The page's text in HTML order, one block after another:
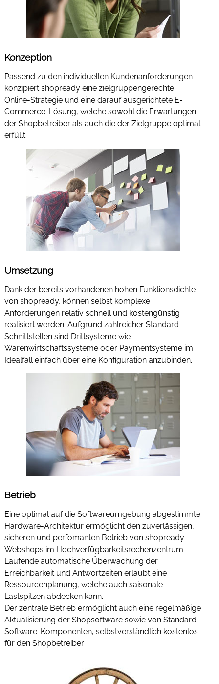
Konzeption
Passend zu den individuellen Kundenanforderungen
konzipiert shopready eine zielgruppengerechte
Online-Strategie und eine darauf ausgerichtete E-
Commerce-Lösung, welche sowohl die Erwartungen
der Shopbetreiber als auch die der Zielgruppe optimal
erfüllt.
Umsetzung
Dank der bereits vorhandenen hohen Funktionsdichte
von shopready, können selbst komplexe
Anforderungen relativ schnell und kostengünstig
realisiert werden. Aufgrund zahlreicher Standard-
Schnittstellen sind Drittsysteme wie
Warenwirtschaftssysteme oder Paymentsysteme im
Idealfall einfach über eine Konfiguration anzubinden.
Betrieb
Eine optimal auf die Softwareumgebung abgestimmte
Hardware-Architektur ermöglicht den zuverlässigen,
sicheren und perfomanten Betrieb von shopready
Webshops im Hochverfügbarkeitsrechenzentrum.
Laufende automatische Überwachung der
Erreichbarkeit und Antwortzeiten erlaubt eine
Ressourcenplanung, welche auch saisonale
Lastspitzen abdecken kann.
Der zentrale Betrieb ermöglicht auch eine regelmäßige
Aktualisierung der Shopsoftware sowie von Standard-
Software-Komponenten, selbstverständlich kostenlos
für den Shopbetreiber.